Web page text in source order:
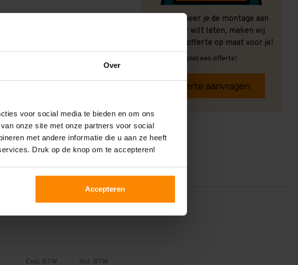
Over
voor social media te bieden en om ons
onze site met onze partners voor social
met andere informatie die u aan ze heeft
Druk op de knop om te accepteren!
Accepteren
Ook wanneer je de montage aan
ons over wilt laten, maken wij
graag een offerte op maat voor je!
Vrijblijvend, snel een offerte!
Offerte aanvragen
Excl. BTW Incl. BTW